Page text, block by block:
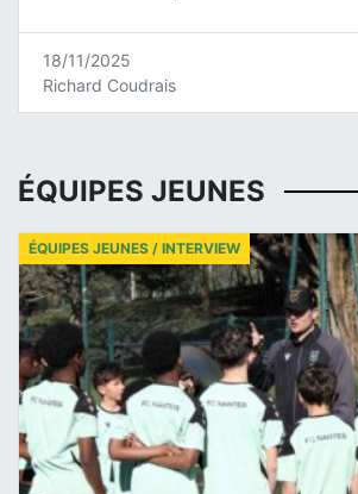
18/11/2025
Richard Coudrais
ÉQUIPES JEUNES
ÉQUIPES JEUNES / INTERVIEW